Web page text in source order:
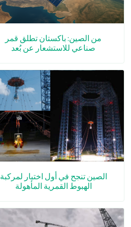
من الصين: باكستان تطلق قمر
صناعي للاستشعار عن بُعد
الصين تنجح في أول اختبار لمركبة
الهبوط القمرية المأهولة